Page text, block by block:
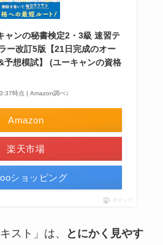
ャンの秘書検定2・3級 速習テ
ー改訂5版【21日完成のオー
予想模試】 (ユーキャンの資格
時点 | Amazon調べ）
Amazon
楽天市場
ショッピング
ポチップ
スト」は、
とにかく見やす